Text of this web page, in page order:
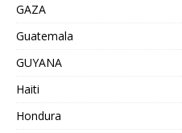
GAZA
Guatemala
GUYANA
Haiti
Hondura